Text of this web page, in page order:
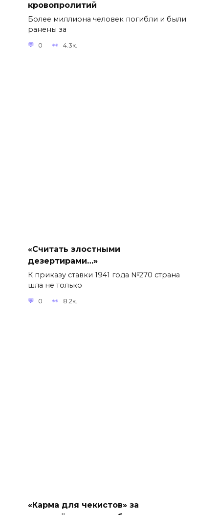
кровопролитий
Более миллиона человек погибли и были
ранены за
0 4.3к.
«Считать злостными
дезертирами…»
К приказу ставки 1941 года №270 страна
шла не только
0 8.2к.
«Карма для чекистов» за